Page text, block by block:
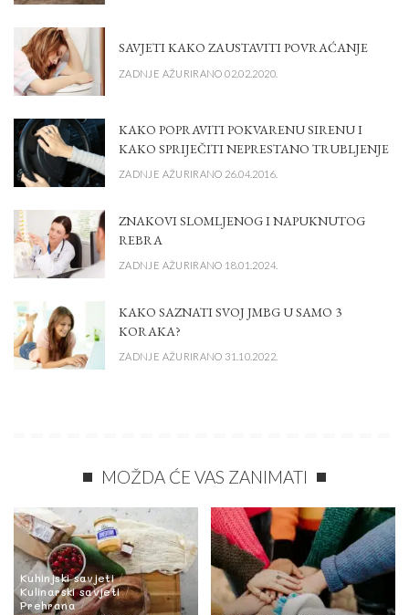
SAVJETI KAKO ZAUSTAVITI POVRAĆANJE
ZADNJE AŽURIRANO 02.02.2020.
KAKO POPRAVITI POKVARENU SIRENU I
KAKO SPRIJEČITI NEPRESTANO TRUBLJENJE
ZADNJE AŽURIRANO 26.04.2016.
ZNAKOVI SLOMLJENOG I NAPUKNUTOG
REBRA
ZADNJE AŽURIRANO 18.01.2024.
KAKO SAZNATI SVOJ JMBG U SAMO 3
KORAKA?
ZADNJE AŽURIRANO 31.10.2022.
MOŽDA ĆE VAS ZANIMATI
Kuhinjski savjeti
Kulinarski savjeti
Prehrana